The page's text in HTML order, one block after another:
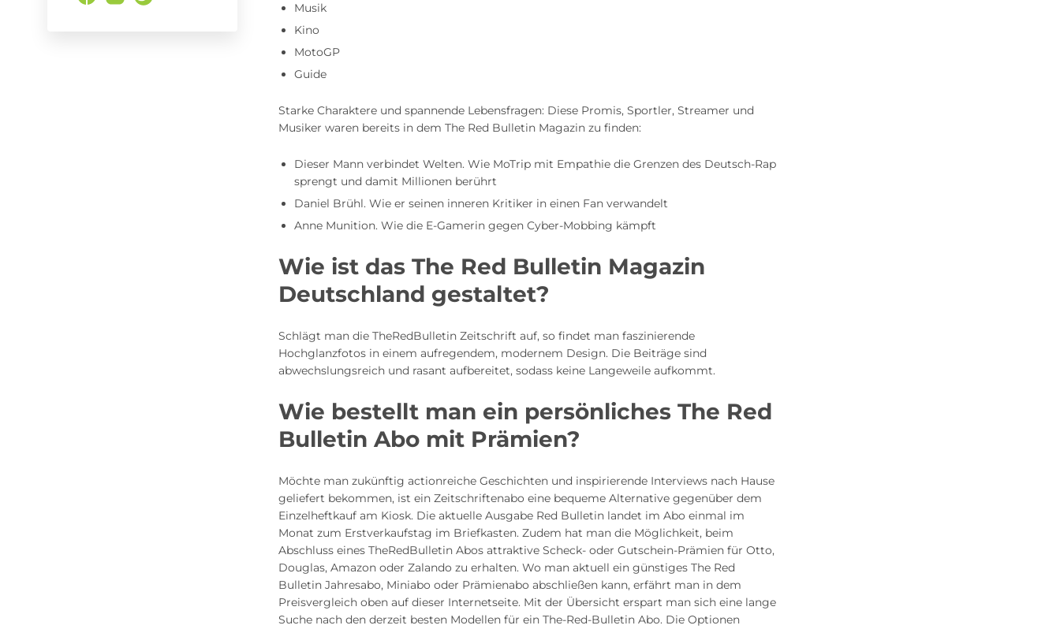
Musik
Kino
MotoGP
Guide
Starke Charaktere und spannende Lebensfragen: Diese Promis, Sportler, Streamer und
Musiker waren bereits in dem The Red Bulletin Magazin zu finden:
Dieser Mann verbindet Welten. Wie MoTrip mit Empathie die Grenzen des Deutsch-Rap
sprengt und damit Millionen berührt
Daniel Brühl. Wie er seinen inneren Kritiker in einen Fan verwandelt
Anne Munition. Wie die E-Gamerin gegen Cyber-Mobbing kämpft
Wie ist das The Red Bulletin Magazin
Deutschland gestaltet?
Schlägt man die TheRedBulletin Zeitschrift auf, so findet man faszinierende
Hochglanzfotos in einem aufregendem, modernem Design. Die Beiträge sind
abwechslungsreich und rasant aufbereitet, sodass keine Langeweile aufkommt.
Wie bestellt man ein persönliches The Red
Bulletin Abo mit Prämien?
Möchte man zukünftig actionreiche Geschichten und inspirierende Interviews nach Hause
geliefert bekommen, ist ein Zeitschriftenabo eine bequeme Alternative gegenüber dem
Einzelheftkauf am Kiosk. Die aktuelle Ausgabe Red Bulletin landet im Abo einmal im
Monat zum Erstverkaufstag im Briefkasten. Zudem hat man die Möglichkeit, beim
Abschluss eines TheRedBulletin Abos attraktive Scheck- oder Gutschein-Prämien für Otto,
Douglas, Amazon oder Zalando zu erhalten. Wo man aktuell ein günstiges The Red
Bulletin Jahresabo, Miniabo oder Prämienabo abschließen kann, erfährt man in dem
Preisvergleich oben auf dieser Internetseite. Mit der Übersicht erspart man sich eine lange
Suche nach den derzeit besten Modellen für ein The-Red-Bulletin Abo. Die Optionen